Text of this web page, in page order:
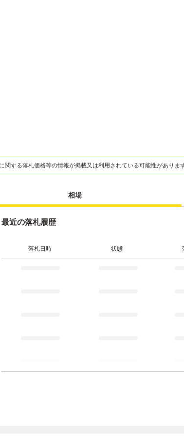
関する落札価格等の情報が掲載又は利用されている可能性がありま
相場
最近の落札履歴
落札日時 状態